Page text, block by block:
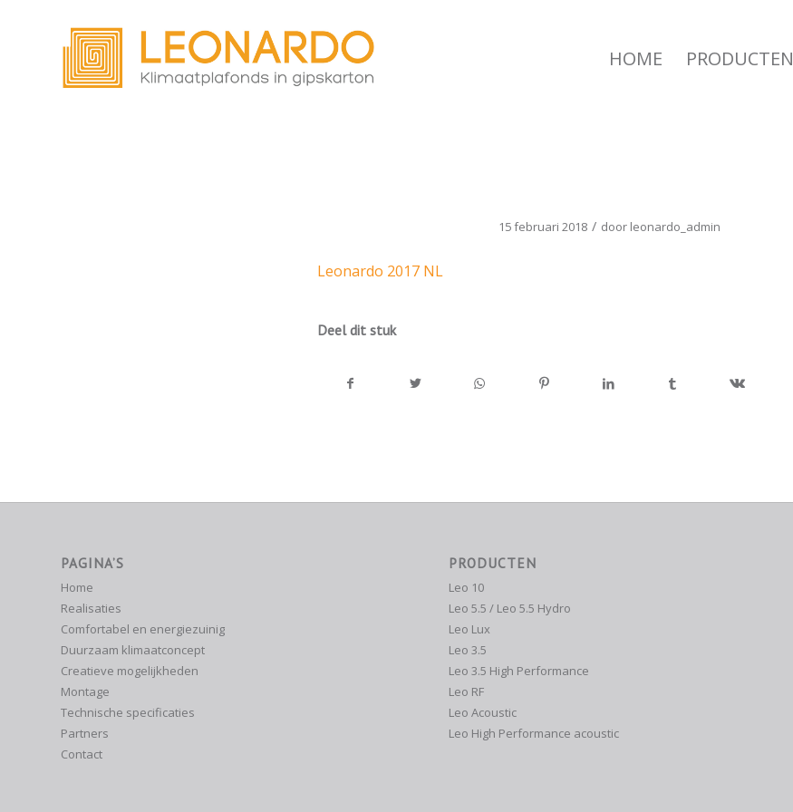
HOME PRODUCTEN
15 februari 2018 / door leonardo_admin
Leonardo 2017 NL
Deel dit stuk
PAGINA’S
Home
Realisaties
Comfortabel en energiezuinig
Duurzaam klimaatconcept
Creatieve mogelijkheden
Montage
Technische specificaties
Partners
Contact
PRODUCTEN
Leo 10
Leo 5.5 / Leo 5.5 Hydro
Leo Lux
Leo 3.5
Leo 3.5 High Performance
Leo RF
Leo Acoustic
Leo High Performance acoustic